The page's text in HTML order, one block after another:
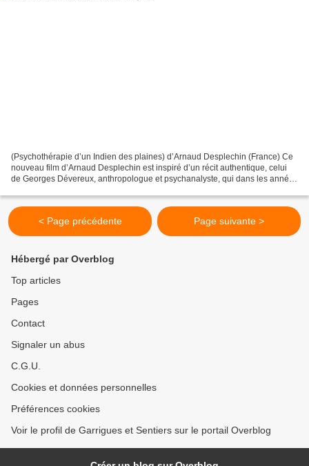
(Psychothérapie d’un Indien des plaines) d’Arnaud Desplechin (France) Ce
nouveau film d’Arnaud Desplechin est inspiré d’un récit authentique, celui
de Georges Dévereux, anthropologue et psychanalyste, qui dans les années
< Page précédente Page suivante >
Hébergé par Overblog
Top articles
Pages
Contact
Signaler un abus
C.G.U.
Cookies et données personnelles
Préférences cookies
Voir le profil de Garrigues et Sentiers sur le portail Overblog